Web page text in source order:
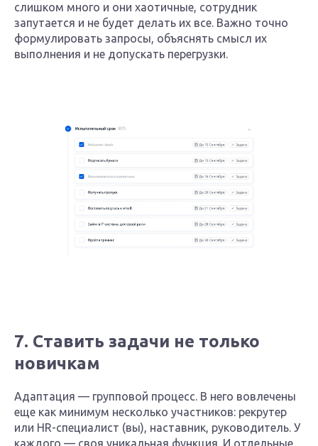
слишком много и они хаотичные, сотрудник
запутается и не будет делать их все. Важно точно
формулировать запросы, объяснять смысл их
выполнения и не допускать перегрузки.
7. Ставить задачи не только
новичкам
Адаптация — групповой процесс. В него вовлечены
еще как минимум несколько участников: рекрутер
или HR-специалист (вы), наставник, руководитель. У
каждого — своя уникальная функция. И отдельные